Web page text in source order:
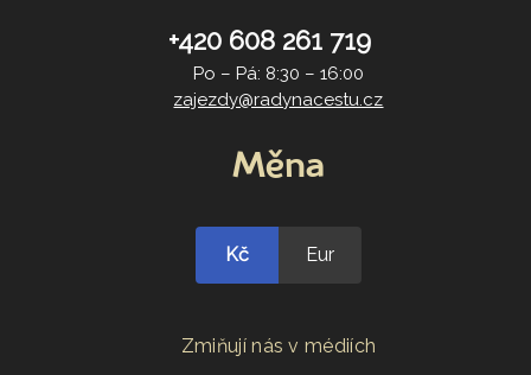
+420 608 261 719
Po – Pá: 8:30 – 16:00
zajezdy@radynacestu.cz
Měna
Kč Eur
Zmiňují nás v médiích